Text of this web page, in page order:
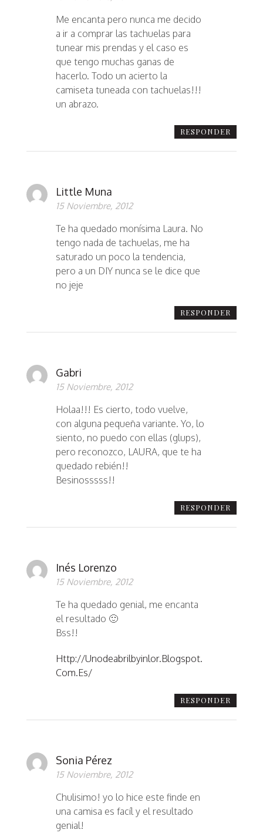
Me encanta pero nunca me decido
a ir a comprar las tachuelas para
tunear mis prendas y el caso es
que tengo muchas ganas de
hacerlo. Todo un acierto la
camiseta tuneada con tachuelas!!!
un abrazo.
RESPONDER
Little Muna
15 Noviembre, 2012
Te ha quedado monísima Laura. No
tengo nada de tachuelas, me ha
saturado un poco la tendencia,
pero a un DIY nunca se le dice que
no jeje
RESPONDER
Gabri
15 Noviembre, 2012
Holaa!!! Es cierto, todo vuelve,
con alguna pequeña variante. Yo, lo
siento, no puedo con ellas (glups),
pero reconozco, LAURA, que te ha
quedado rebién!!
Besinosssss!!
RESPONDER
Inés Lorenzo
15 Noviembre, 2012
Te ha quedado genial, me encanta
el resultado 🙂
Bss!!
Http://unodeabrilbyinlor.blogspot.
Com.es/
RESPONDER
Sonia Pérez
15 Noviembre, 2012
Chulisimo! yo lo hice este finde en
una camisa es facíl y el resultado
genial!